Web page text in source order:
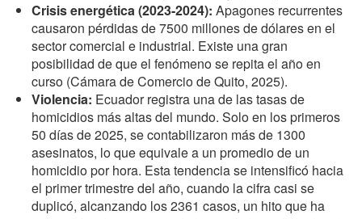
Crisis energética (2023-2024): Apagones recurrentes
causaron pérdidas de 7500 millones de dólares en el
sector comercial e industrial. Existe una gran
posibilidad de que el fenómeno se repita el año en
curso (Cámara de Comercio de Quito, 2025).
Violencia: Ecuador registra una de las tasas de
homicidios más altas del mundo. Solo en los primeros
50 días de 2025, se contabilizaron más de 1300
asesinatos, lo que equivale a un promedio de un
homicidio por hora. Esta tendencia se intensificó hacia
el primer trimestre del año, cuando la cifra casi se
duplicó, alcanzando los 2361 casos, un hito que ha